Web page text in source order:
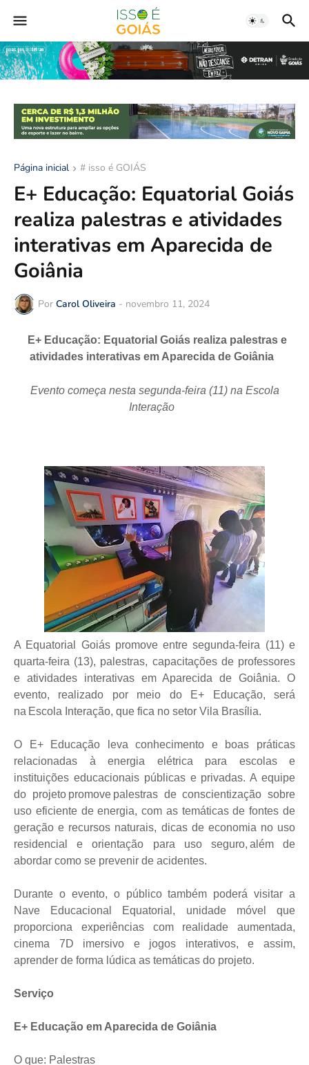
Página inicial # isso é GOIÁS
E+ Educação: Equatorial Goiás
realiza palestras e atividades
interativas em Aparecida de
Goiânia
Por Carol Oliveira - novembro 11, 2024
E+ Educação: Equatorial Goiás realiza palestras e
atividades interativas em Aparecida de Goiânia
Evento começa nesta segunda-feira (11) na Escola
Interação
A Equatorial Goiás promove entre segunda-feira (11) e
quarta-feira (13), palestras, capacitações de professores
e atividades interativas em Aparecida de Goiânia. O
evento, realizado por meio do E+ Educação, será
na Escola Interação, que fica no setor Vila Brasília.
O E+ Educação leva conhecimento e boas práticas
relacionadas à energia elétrica para escolas e
instituições educacionais públicas e privadas. A equipe
do projeto promove palestras de conscientização sobre
uso eficiente de energia, com as temáticas de fontes de
geração e recursos naturais, dicas de economia no uso
residencial e orientação para uso seguro, além de
abordar como se prevenir de acidentes.
Durante o evento, o público também poderá visitar a
Nave Educacional Equatorial, unidade móvel que
proporciona experiências com realidade aumentada,
cinema 7D imersivo e jogos interativos, e assim,
aprender de forma lúdica as temáticas do projeto.
Serviço
E+ Educação em Aparecida de Goiânia
O que: Palestras